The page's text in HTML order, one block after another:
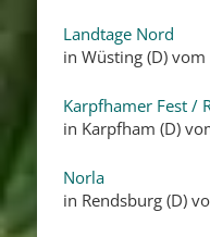
Landtage Nord
in Wüsting (D)
Karpfhamer Fest /
in Karpfham (D)
Norla
in Rendsburg (D)